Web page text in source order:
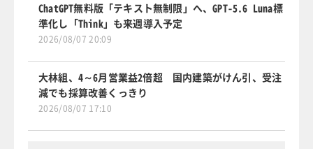
ChatGPT無料版「テキスト無制限」へ、GPT-5.6 Luna標
準化し「Think」も来週導入予定
2026/08/07 20:09
大林組、4～6月営業益2倍超 国内建築がけん引、受注
減でも採算改善くっきり
2026/08/07 17:10